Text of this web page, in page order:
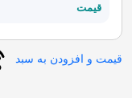
قیمت
قیمت و افزودن به سبد